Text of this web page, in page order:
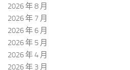
2026 年 8 月
2026 年 7 月
2026 年 6 月
2026 年 5 月
2026 年 4 月
2026 年 3 月